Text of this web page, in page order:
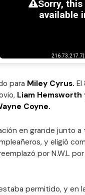
para Miley Cyrus.
Liam Hemsworth
Coyne.
en grande junto
y eligió
por N.W.L
permitido, y en